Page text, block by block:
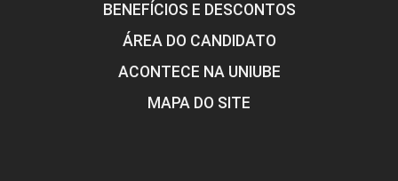
BENEFÍCIOS E DESCONTOS
ÁREA DO CANDIDATO
ACONTECE NA UNIUBE
MAPA DO SITE